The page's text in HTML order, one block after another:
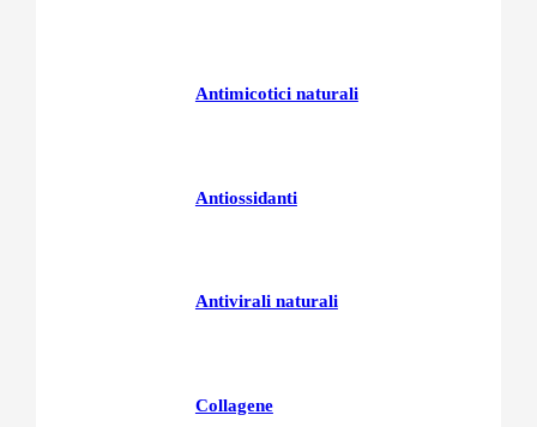
Antimicotici naturali
Antiossidanti
Antivirali naturali
Collagene